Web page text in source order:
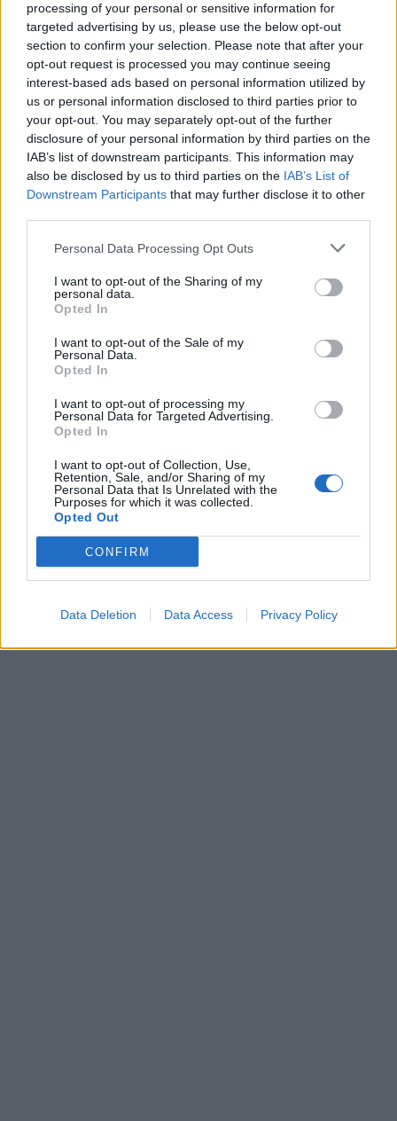
processing of your personal or sensitive information for
targeted advertising by us, please use the below opt-out
section to confirm your selection. Please note that after your
opt-out request is processed you may continue seeing
interest-based ads based on personal information utilized by
us or personal information disclosed to third parties prior to
your opt-out. You may separately opt-out of the further
disclosure of your personal information by third parties on the
IAB’s list of downstream participants. This information may
also be disclosed by us to third parties on the IAB’s List of
Downstream Participants that may further disclose it to other
Personal Data Processing Opt Outs
I want to opt-out of the Sharing of my
personal data.
Opted In
I want to opt-out of the Sale of my
Personal Data.
Opted In
I want to opt-out of processing my
Personal Data for Targeted Advertising.
Opted In
I want to opt-out of Collection, Use,
Retention, Sale, and/or Sharing of my
Personal Data that Is Unrelated with the
Purposes for which it was collected.
Opted Out
CONFIRM
Data Deletion Data Access Privacy Policy